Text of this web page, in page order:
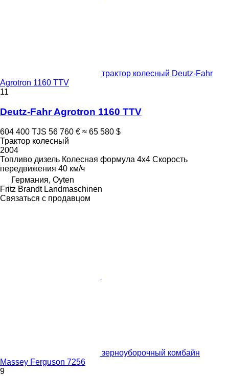
трактор колесный Deutz-Fahr
Agrotron 1160 TTV
11
Deutz-Fahr Agrotron 1160 TTV
604 400 TJS 56 760 € ≈ 65 580 $
Трактор колесный
2004
Топливо дизель Колесная формула 4x4 Скорость
передвижения 40 км/ч
Германия, Oyten
Fritz Brandt Landmaschinen
Связаться с продавцом
зерноуборочный комбайн
Massey Ferguson 7256
9